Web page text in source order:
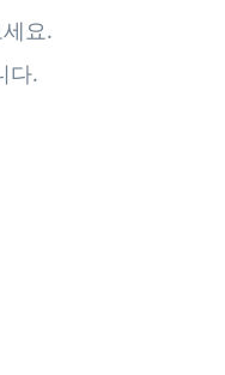
요.
다.